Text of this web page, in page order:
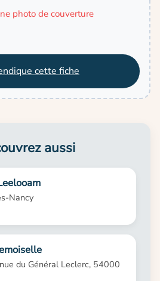
photo de couverture
cette fiche
aussi
Nancy
du Général Leclerc, 54000